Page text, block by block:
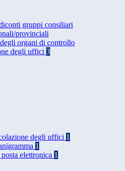
gruppi consiliari
provinciali
organi di controllo
degli uffici 3
degli uffici 1
1
elettronica 1